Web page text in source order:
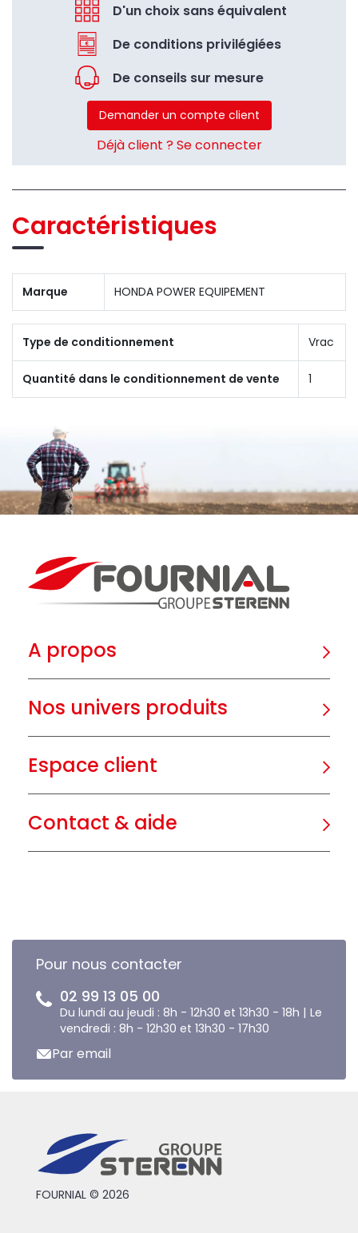
D'un choix sans équivalent
De conditions privilégiées
De conseils sur mesure
Demander un compte client
Déjà client ? Se connecter
Caractéristiques
Marque HONDA POWER EQUIPEMENT
Type de conditionnement Vrac
Quantité dans le conditionnement de vente 1
A propos
Nos univers produits
Espace client
Contact & aide
Pour nous contacter
02 99 13 05 00
Du lundi au jeudi : 8h - 12h30 et 13h30 - 18h | Le
vendredi : 8h - 12h30 et 13h30 - 17h30
Par email
FOURNIAL © 2026